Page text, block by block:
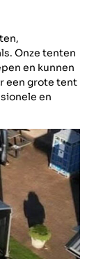
Onze tenten
en kunnen
een grote tent
en